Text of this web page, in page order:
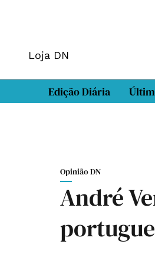
Loja DN
Edição Diária
Opinião DN
André